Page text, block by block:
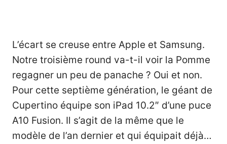
L’écart se creuse entre Apple et Samsung.
Notre troisième round va-t-il voir la Pomme
regagner un peu de panache ? Oui et non.
Pour cette septième génération, le géant de
Cupertino équipe son iPad 10.2″ d’une puce
A10 Fusion. Il s’agit de la même que le
modèle de l’an dernier et qui équipait déjà…